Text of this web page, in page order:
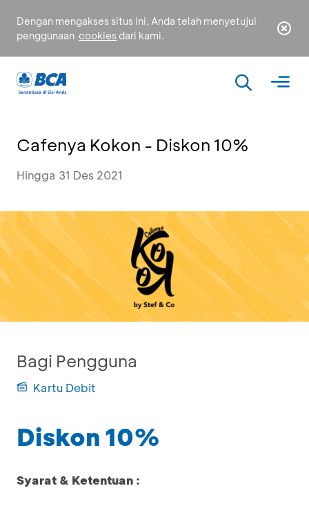
Dengan mengakses situs ini, Anda telah menyetujui
penggunaan cookies dari kami.
Cafenya Kokon - Diskon 10%
Hingga 31 Des 2021
Bagi Pengguna
Kartu Debit
Diskon 10%
Syarat & Ketentuan :